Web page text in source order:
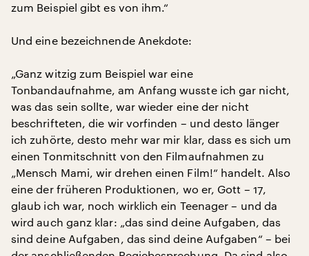
zum Beispiel gibt es von ihm.“
Und eine bezeichnende Anekdote:
„Ganz witzig zum Beispiel war eine
Tonbandaufnahme, am Anfang wusste ich gar nicht,
was das sein sollte, war wieder eine der nicht
beschrifteten, die wir vorfinden – und desto länger
ich zuhörte, desto mehr war mir klar, dass es sich um
einen Tonmitschnitt von den Filmaufnahmen zu
„Mensch Mami, wir drehen einen Film!“ handelt. Also
eine der früheren Produktionen, wo er, Gott – 17,
glaub ich war, noch wirklich ein Teenager – und da
wird auch ganz klar: „das sind deine Aufgaben, das
sind deine Aufgaben, das sind deine Aufgaben“ – bei